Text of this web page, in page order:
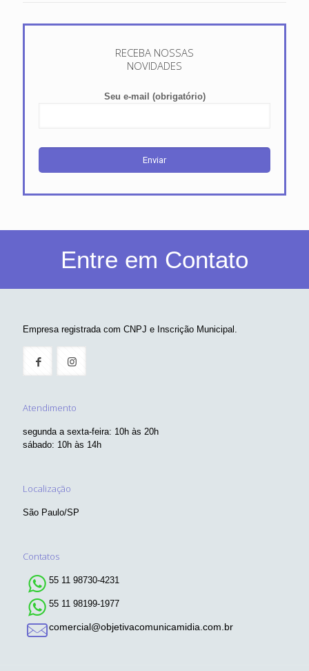
RECEBA NOSSAS
NOVIDADES
Seu e-mail (obrigatório)
Entre em Contato
Empresa registrada com CNPJ e Inscrição Municipal.
Atendimento
segunda a sexta-feira: 10h às 20h
sábado: 10h às 14h
Localização
São Paulo/SP
Contatos
55 11 98730-4231
55 11 98199-1977
comercial@objetivacomunicamidia.com.br